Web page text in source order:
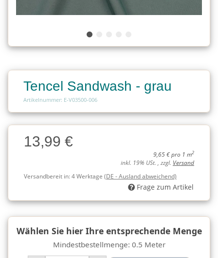
Tencel Sandwash - grau
Artikelnummer: E-V03500-006
Charge
Charge13,99 €
9,65 € pro 1 m2
inkl. 19% USt. , zzgl. Versand
Versandbereit in:4 Werktage (DE - Ausland abweichend)
Frage zum Artikel
Wählen Sie hier Ihre entsprechende Menge
Mindestbestellmenge: 0.5 Meter